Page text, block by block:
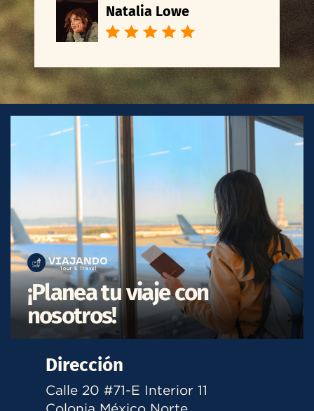
Natalia Lowe
VIAJANDO
Tour & Travel
¡Planea tu viaje con
nosotros!
Dirección
Calle 20 #71-E Interior 11